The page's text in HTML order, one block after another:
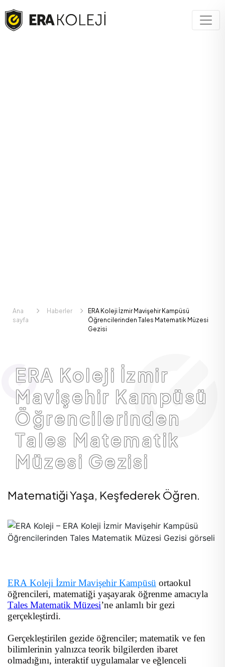
Ana
sayfa
Haberler
ERA Koleji İzmir Mavişehir Kampüsü
Öğrencilerinden Tales Matematik Müzesi
Gezisi
ERA Koleji İzmir
Mavişehir Kampüsü
Öğrencilerinden
Tales Matematik
Müzesi Gezisi
Matematiği Yaşa, Keşfederek Öğren.
ERA Koleji İzmir Mavişehir Kampüsü ortaokul
öğrencileri, matematiği yaşayarak öğrenme amacıyla
Tales Matematik Müzesi’ne anlamlı bir gezi
gerçekleştirdi.
Gerçekleştirilen gezide öğrenciler; matematik ve fen
bilimlerinin yalnızca teorik bilgilerden ibaret
olmadığını, interaktif uygulamalar ve eğlenceli